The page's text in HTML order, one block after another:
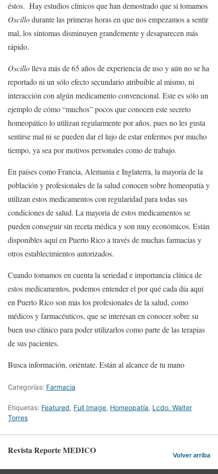
éstos. Hay estudios clínicos que han demostrado que si tomamos
Oscillodurante las primeras horas en que nos empezamos a sentir
mal, los síntomas disminuyen grandemente y desaparecen más
rápido.
Oscillolleva más de 65 años de experiencia de uso y aún no se ha
reportado ni un sólo efecto secundario atribuible al mismo, ni
interacción con algún medicamento convencional. Este es sólo un
ejemplo de cómo “muchos” pocos que conocen este secreto
homeopático lo utilizan regularmente por años, pues no les gusta
sentirse mal ni se pueden dar el lujo de estar enfermos por mucho
tiempo, ya sea por motivos personales como de trabajo.
En países como Francia, Alemania e Inglaterra, la mayoría de la
población y profesionales de la salud conocen sobre homeopatía y
utilizan estos medicamentos con regularidad para todas sus
condiciones de salud. La mayoría de estos medicamentos se
pueden conseguir sin receta médica y son muy económicos. Están
disponibles aquí en Puerto Rico a través de muchas farmacias y
otros establecimientos autorizados.
Cuando tomamos en cuenta la seriedad e importancia clínica de
estos medicamentos, podemos entender el por qué cada día aquí
en Puerto Rico son más los profesionales de la salud, como
médicos y farmacéuticos, que se interesan en conocer sobre su
buen uso clínico para poder utilizarlos como parte de las terapias
de sus pacientes.
Busca información, oriéntate. Están al alcance de tu mano
Categorías: Farmacia
Etiquetas: Featured, Full Image, Homeopatía, Lcdo. Walter
Torres
Revista Reporte MEDICO Volver arriba